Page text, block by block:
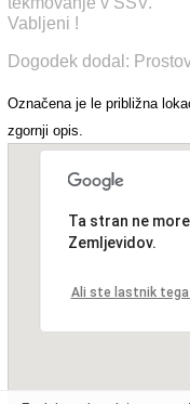
Vabljeni !
Dogodek dodal:
Označena je le približna
zgornji opis.
Ta stran ne
Zemljevidov.
Ali ste lastnik